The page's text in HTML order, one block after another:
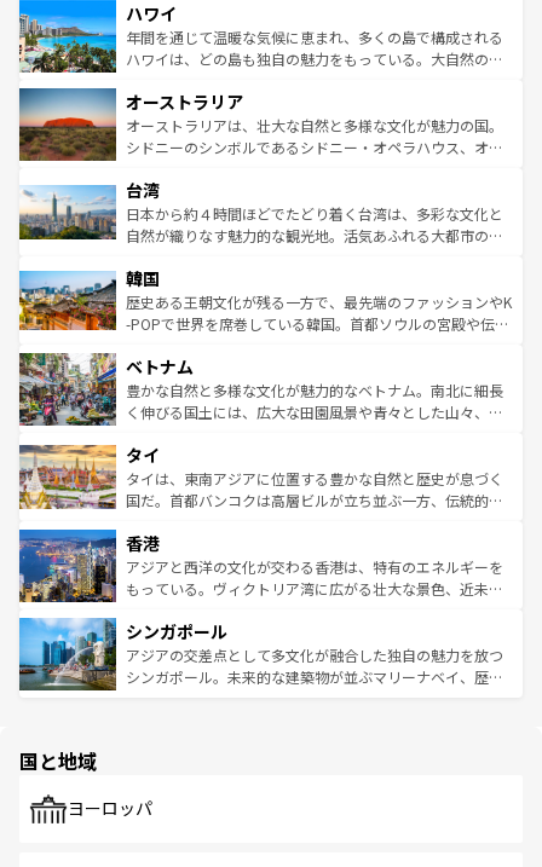
ば市内交通費無料で観光を楽しむこともできる。 なお、新
着のスイス情報はコンテンツ一覧 を参照してほしい。
のような巨大都市は、観光、ショッピング、エンターテイ
ンメントが詰まった刺激的なスポットだ。一方、アメリカ
西部には大自然が広がり、グランドキャニオンやイエロー
部のニューオーリンズでは、音楽と美食が融合した独特の
文化が魅力。旅行者はアメリカの各地域で異なる魅力を楽
しみながら、その多様性と豊かな歴史を感じることができ
ならではの贅沢な旅のスタイルだ。 なお、新着のアメリカ
情報はコンテンツ一覧を参照してほしい。
ハワイ
年間を通じて温暖な気候に恵まれ、多くの島で構成される
ハワイは、どの島も独自の魅力をもっている。大自然の神
ワイ島は見逃せない。また、定番の観光地といえばオアフ
島だが、静かな自然を求めるならマウイ島やカウアイ島が
おすすめ。エメラルドグリーンに輝く海をはじめ、豊かな
れるおもてなしの心で訪れる人々を迎えてくれるハワイの
人々、おいしいローカルフードやハワイアンミュージッ
ク、伝統的なフラダンスなど、すべてがハワイの魅力を彩
ワイを、存分に味わってほしい。 なお、新着のハワイ情報
はコンテンツ一覧を参照してほしい。
オーストラリア
オーストラリアは、壮大な自然と多様な文化が魅力の国。
シドニーのシンボルであるシドニー・オペラハウス、オー
リアリーフや大陸中央部にそびえるウルル（エアーズロッ
ク）、タスマニアの美しい原生林やケアンズの熱帯雨林な
ど、見どころがたくさん。また、カフェやワイン、オージ
いる。アクティビティも充実しており、サーフィンやダイ
ビング、ハイキングなど、アウトドア好きにはたまらな
い。オーストラリアの多彩な魅力を存分に味わいつくそ
参照してほしい。
台湾
日本から約４時間ほどでたどり着く台湾は、多彩な文化と
自然が織りなす魅力的な観光地。活気あふれる大都市の台
ン）、静ひつな山岳地帯である台湾東部など、都市の喧騒
と山間の静けさが共存しており、訪れる人に新しい発見と
驚きをもたらしてくれる。また、奥深い台湾の食文化も魅
容にもいいと評判のスイーツなど、バラエティ豊かな料理
が味わえる。 なお、新着の台湾情報は コンテンツ一覧を参
照してほしい。
韓国
歴史ある王朝文化が残る一方で、最先端のファッションやK
-POPで世界を席巻している韓国。首都ソウルの宮殿や伝統
き、地方に足を延ばせば四季折々の自然美を楽しむことが
できる。そして、キムチや焼肉、絶品のストリートフード
まで、さまざまな韓国料理が待っている。夜には、韓国な
リティに包まれながら、韓国の多彩な魅力を心ゆくまで味
わってみてほしい。 なお、新着の韓国情報はコンテンツ一
覧を参照してほしい。
ベトナム
豊かな自然と多様な文化が魅力的なベトナム。南北に細長
く伸びる国土には、広大な田園風景や青々とした山々、世
急速な発展と共に伝統が息づく。ハノイの古い町並みやホ
ーチミン市のフランス統治時代の建物も、独特の雰囲気を
醸し出している。また、バラエティの豊かさとおいしさで
とつ。フォーやバインミー、ベトナムコーヒーなどは、ぜ
ひ現地で味わいたい。どの地域を訪れてもあたたかい人々
が旅行者を迎えてくれるので、きっと忘れられない旅にな
参照してほしい。
タイ
タイは、東南アジアに位置する豊かな自然と歴史が息づく
国だ。首都バンコクは高層ビルが立ち並ぶ一方、伝統的な
の活気が交差している。北部ではチェンマイなどの山岳地
帯で自然と触れ合い、南部ではプーケットやクラビの美し
いビーチでリゾート気分を楽しむことができる。タイ料理
激する。気候は一年中温暖で、どの季節にも異なる楽しみ
が待っている。親しみやすいタイの人々、仏教を中心とし
た文化、そして多様な観光資源が、訪れる旅人を魅了し続
香港
アジアと西洋の文化が交わる香港は、特有のエネルギーを
もっている。ヴィクトリア湾に広がる壮大な景色、近未来
み、どこを訪れても感動するはず。観光スポットが密集し
ており、効率よく見どころを回れるのも魅力。息をのむよ
うな絶景から文化的な体験まで、香港を存分に楽しみ尽く
シンガポール
アジアの交差点として多文化が融合した独自の魅力を放つ
シンガポール。未来的な建築物が並ぶマリーナベイ、歴史
で、ホーカーズは地元の風情を楽しめる外せないスポット
国と地域
ヨーロッパ